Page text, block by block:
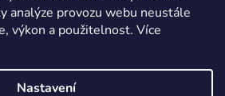
analýze provozu webu neustále
výkon a použitelnost. Více
Nastavení